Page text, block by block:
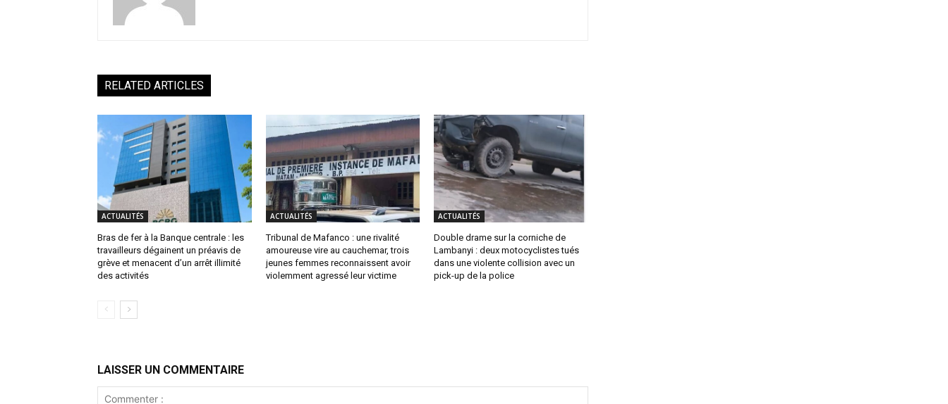
RELATED ARTICLES
ACTUALITÉS
Bras de fer à la Banque centrale : les
travailleurs dégainent un préavis de
grève et menacent d’un arrêt illimité
des activités
ACTUALITÉS
Tribunal de Mafanco : une rivalité
amoureuse vire au cauchemar, trois
jeunes femmes reconnaissent avoir
violemment agressé leur victime
ACTUALITÉS
Double drame sur la corniche de
Lambanyi : deux motocyclistes tués
dans une violente collision avec un
pick-up de la police
LAISSER UN COMMENTAIRE